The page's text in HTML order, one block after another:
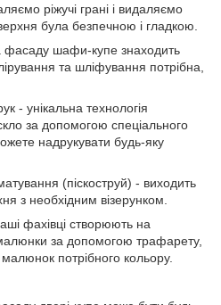
ріжучі грані і видаляємо
була безпечною і гладкою.
шафи-купе знаходить
та шліфування потрібна,
унікальна технологія
за допомогою спеціального
надрукувати будь-яку
(піскоструй) - виходить
з необхідним візерунком.
фахівці створюють на
за допомогою трафарету,
малюнок потрібного кольору.